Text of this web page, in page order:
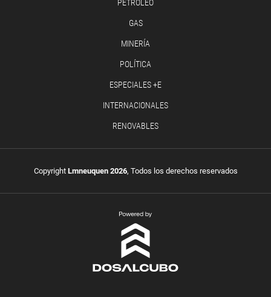
PETRÓLEO
GAS
MINERÍA
POLÍTICA
ESPECIALES +E
INTERNACIONALES
RENOVABLES
Copyright Lmneuquen 2026, Todos los derechos reservados